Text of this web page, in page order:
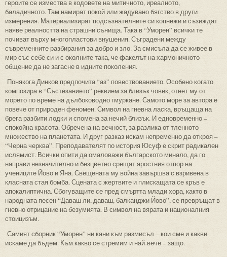
героите се измества в кодовете на митичното, иреалното,
баладичното. Там намират покой или жадувано бягство в други
измерения. Материализират подсъзнателните си копнежи и съзиждат
наяве реалността на страшни сънища. Така в “Уморен” всички те
почиват върху многопластови внушения. Съградени между
съвременните разбирания за добро и зло. За смисъла да се живее в
мир със себе си и с околните така, че факелът на хармоничното
общение да не загасне в идните поколения.
Понякога Динков предпочита “аз” повествованието. Особено когато
композира в “Състезанието” реквием за близък човек, отнет му от
морето по време на дълбоководно гмуркане. Самото море за автора е
повече от природен феномен. Символ на гневна ласка, връщаща на
брега разбити лодки и спомена за нечий близък. И едновременно –
спокойна красота. Обречена на вечност, за разлика от тленното
множество на планетата. И друг разказ искам непременно да откроя –
“Черна черква”. Преподавателят по история Юсуф е скрит радикален
ислямист. Всички опити да омаловажи българското минало, да го
направи незначително и безцветно срещат яростния отпор на
учениците Йово и Яна. Свещената му война завършва с взривена в
класната стая бомба. Сцената с жертвите и плискащата се кръв е
апокалиптична. Сбогуващите се пред смъртта млади хора, както в
народната песен “Даваш ли, даваш, балканджи Йово”, се превръщат в
гневно отрицание на безумията. В символ на вярата и националния
стоицизъм.
Самият сборник “Уморен” ни кани към размисъл – кои сме и какви
искаме да бъдем. Към какво се стремим и най-вече – защо.